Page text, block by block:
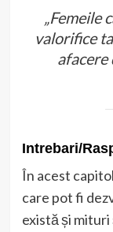
„Femeile
valorifice
afacere
Intrebari/
În acest
care pot fi
există și